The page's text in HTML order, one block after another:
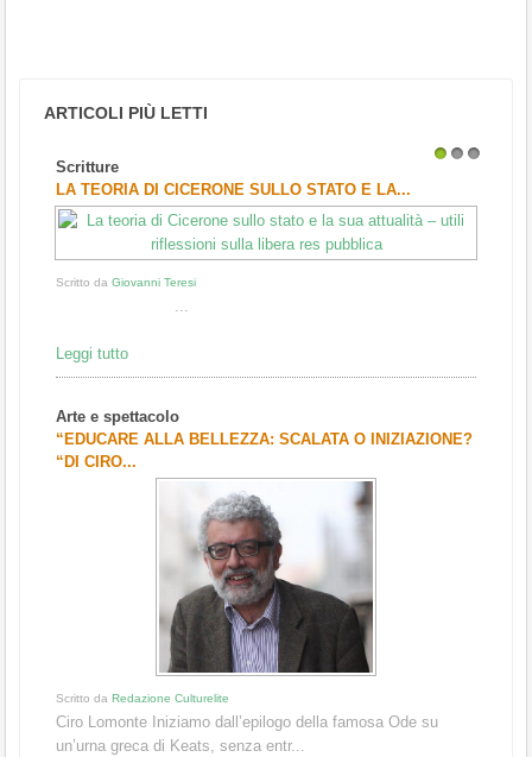
ARTICOLI PIÙ LETTI
Scritture
LA TEORIA DI CICERONE SULLO STATO E LA...
Scritto da Giovanni Teresi
...
Leggi tutto
Arte e spettacolo
“EDUCARE ALLA BELLEZZA: SCALATA O INIZIAZIONE?
“DI CIRO...
Scritto da Redazione Culturelite
Ciro Lomonte Iniziamo dall’epilogo della famosa Ode su
un’urna greca di Keats, senza entr...